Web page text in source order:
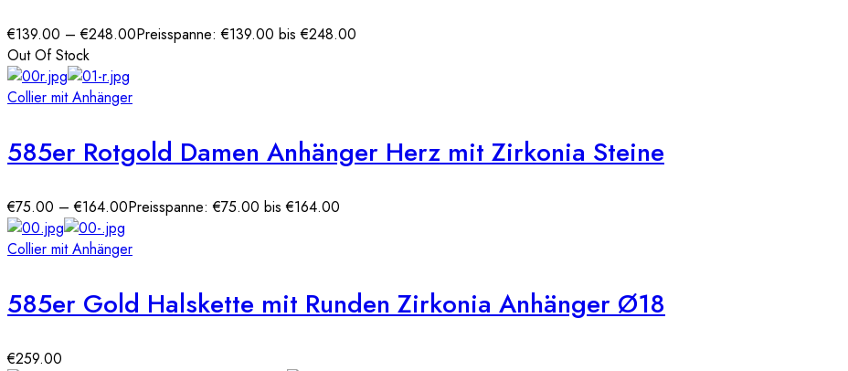
€139.00 –€248.00Preisspanne: €139.00 bis €248.00
Out Of Stock
Collier mit Anhänger
585er Rotgold Damen Anhänger Herz mit Zirkonia Steine
€75.00 –€164.00Preisspanne: €75.00 bis €164.00
Collier mit Anhänger
585er Gold Halskette mit Runden Zirkonia Anhänger Ø18
€259.00